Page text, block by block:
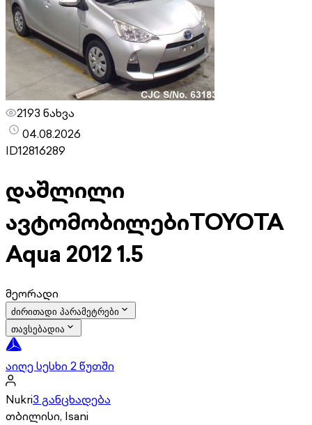
2193 ნახვა
04.08.2026
ID12816289
დაშლილი
ავტომობილებიTOYOTA
Aqua 2012 1.5
მეორადი
ძირითადი პარამეტრები
თავსებადია
აიღე სესხი 2 წუთში
Nukri3 განცხადება
თბილისი, Isani